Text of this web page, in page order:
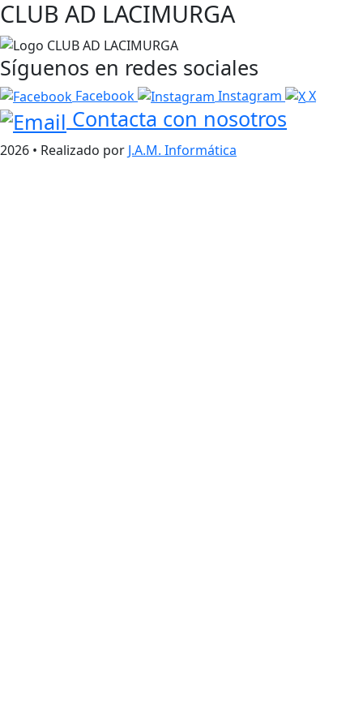
CLUB AD LACIMURGA
Síguenos en redes sociales
Facebook Instagram X
Contacta con nosotros
2026 • Realizado por J.A.M. Informática